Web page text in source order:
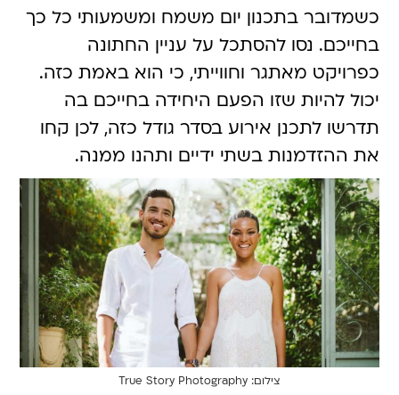
כשמדובר בתכנון יום משמח ומשמעותי כל כך
בחייכם. נסו להסתכל על עניין החתונה
כפרויקט מאתגר וחווייתי, כי הוא באמת כזה.
יכול להיות שזו הפעם היחידה בחייכם בה
תדרשו לתכנן אירוע בסדר גודל כזה, לכן קחו
את ההזדמנות בשתי ידיים ותהנו ממנה.
צילום: True Story Photography